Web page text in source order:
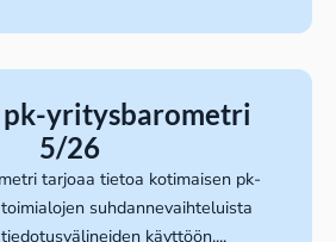
pk-yritysbarometri
5/26
tarjoaa tietoa kotimaisen pk-
suhdannevaihteluista
käyttöön....